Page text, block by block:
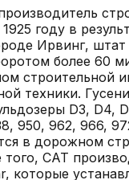
году в
Ирвинг,
более 60
техники.
D3, D4,
950, 962, 966,
в дорожном
CAT
которые